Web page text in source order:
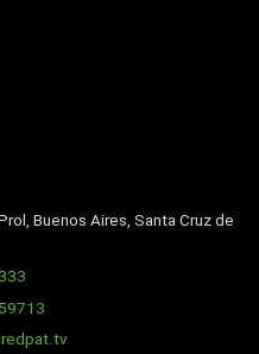
Buenos Aires, Santa Cruz de